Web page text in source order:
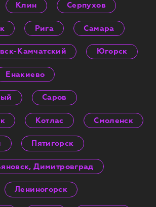
Клин Серпухов
Рига Самара
Камчатский Югорск
Енакиево
Саров
Котлас Смоленск
Пятигорск
Димитровград
Лениногорск